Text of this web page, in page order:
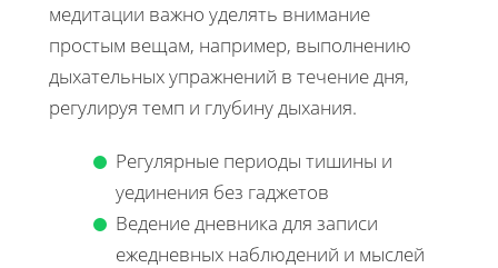
медитации важно уделять внимание
простым вещам, например, выполнению
дыхательных упражнений в течение дня,
регулируя темп и глубину дыхания.
Регулярные периоды тишины и
уединения без гаджетов
Ведение дневника для записи
ежедневных наблюдений и мыслей